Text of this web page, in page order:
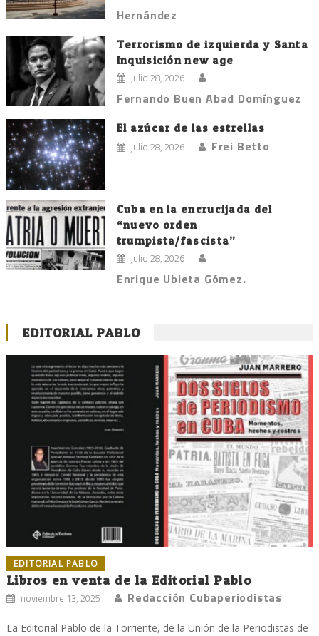
Hernández
Terrorismo de izquierda y Santa
Inquisición new age
julio 28, 2026
Fernando Buen Abad Domínguez
El azúcar de las estrellas
julio 28, 2026 Frei Betto
Cuba en la encrucijada del
“nuevo orden
trumpista/fascista”
julio 28, 2026
Enrique Ubieta Gómez.
EDITORIAL PABLO
EDITORIAL PABLO
Libros en venta de la Editorial Pablo
noviembre 13, 2025 Redacción Cubaperiodistas
La Editorial Pablo de la Torriente, de la Unión de la Periodistas de